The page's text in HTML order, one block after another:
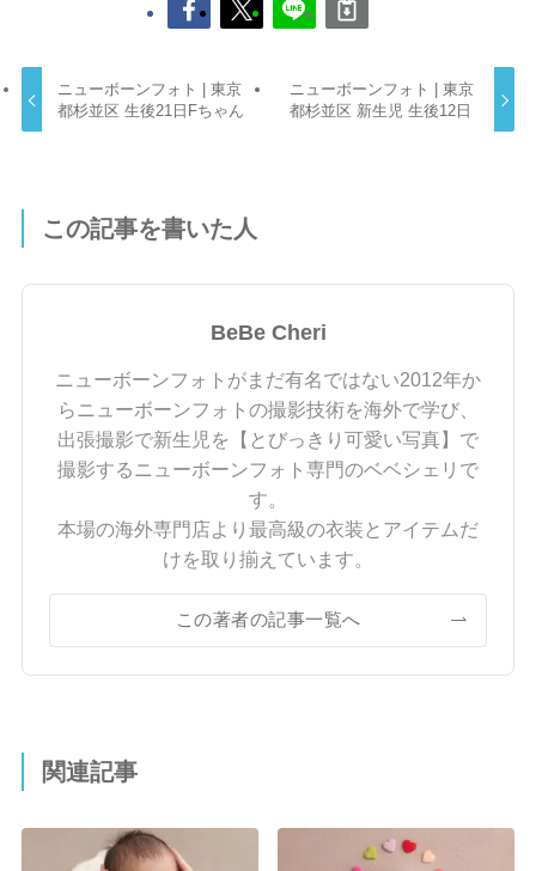
ニューボーンフォト | 東京
都杉並区 生後21日Fちゃん
ニューボーンフォト | 東京
都杉並区 新生児 生後12日
この記事を書いた人
BeBe Cheri
ニューボーンフォトがまだ有名ではない2012年か
らニューボーンフォトの撮影技術を海外で学び、
出張撮影で新生児を【とびっきり可愛い写真】で
撮影するニューボーンフォト専門のベベシェリで
す。
本場の海外専門店より最高級の衣装とアイテムだ
けを取り揃えています。
この著者の記事一覧へ
関連記事